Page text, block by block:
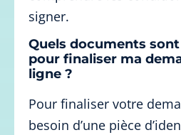
signer.
Quels documents
pour finaliser ma
ligne ?
Pour finaliser votre
besoin d’une pièce